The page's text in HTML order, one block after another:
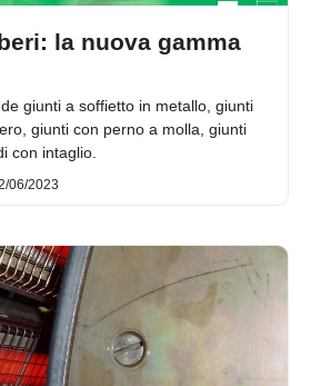
la nuova gamma
giunti a soffietto in metallo, giunti
giunti con perno a molla, giunti
con intaglio.
06/2023